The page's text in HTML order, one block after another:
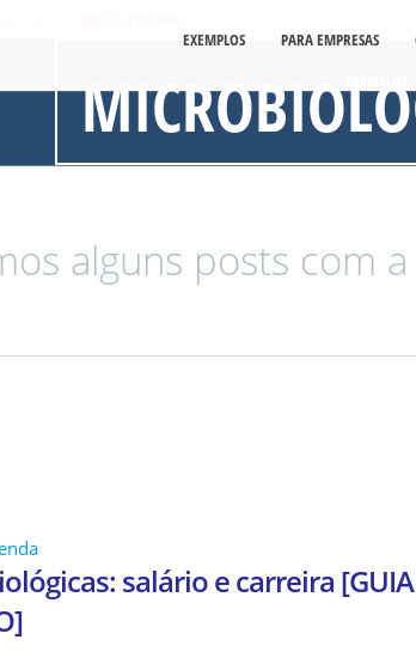
EXEMPLOS PARA EMPRESAS
alguns posts com
salário e carreira [GUIA